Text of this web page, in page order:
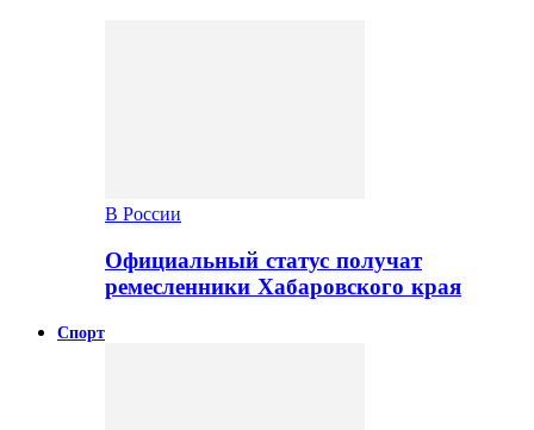
В России
Официальный статус получат
ремесленники Хабаровского края
Спорт